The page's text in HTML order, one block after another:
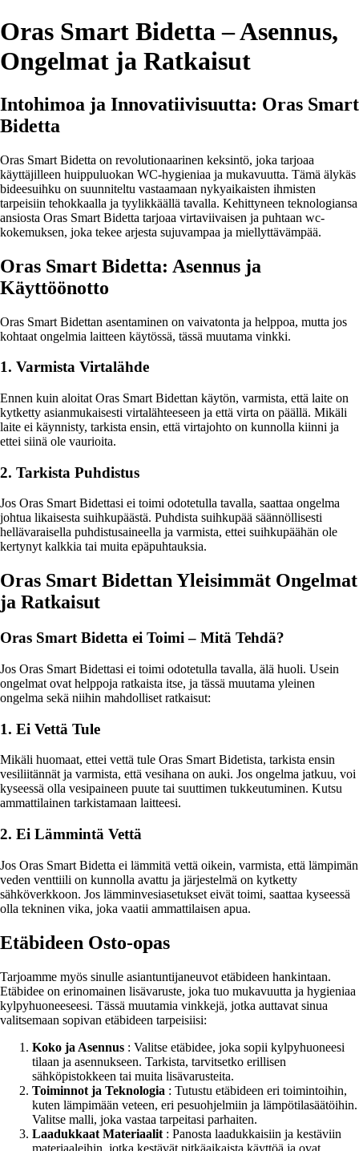
Oras Smart Bidetta – Asennus,
Ongelmat ja Ratkaisut
Intohimoa ja Innovatiivisuutta: Oras Smart
Bidetta
Oras Smart Bidetta on revolutionaarinen keksintö, joka tarjoaa
käyttäjilleen huippuluokan WC-hygieniaa ja mukavuutta. Tämä älykäs
bideesuihku on suunniteltu vastaamaan nykyaikaisten ihmisten
tarpeisiin tehokkaalla ja tyylikkäällä tavalla. Kehittyneen teknologiansa
ansiosta Oras Smart Bidetta tarjoaa virtaviivaisen ja puhtaan wc-
kokemuksen, joka tekee arjesta sujuvampaa ja miellyttävämpää.
Oras Smart Bidetta: Asennus ja
Käyttöönotto
Oras Smart Bidettan asentaminen on vaivatonta ja helppoa, mutta jos
kohtaat ongelmia laitteen käytössä, tässä muutama vinkki.
1. Varmista Virtalähde
Ennen kuin aloitat Oras Smart Bidettan käytön, varmista, että laite on
kytketty asianmukaisesti virtalähteeseen ja että virta on päällä. Mikäli
laite ei käynnisty, tarkista ensin, että virtajohto on kunnolla kiinni ja
ettei siinä ole vaurioita.
2. Tarkista Puhdistus
Jos Oras Smart Bidettasi ei toimi odotetulla tavalla, saattaa ongelma
johtua likaisesta suihkupäästä. Puhdista suihkupää säännöllisesti
hellävaraisella puhdistusaineella ja varmista, ettei suihkupäähän ole
kertynyt kalkkia tai muita epäpuhtauksia.
Oras Smart Bidettan Yleisimmät Ongelmat
ja Ratkaisut
Oras Smart Bidetta ei Toimi – Mitä Tehdä?
Jos Oras Smart Bidettasi ei toimi odotetulla tavalla, älä huoli. Usein
ongelmat ovat helppoja ratkaista itse, ja tässä muutama yleinen
ongelma sekä niihin mahdolliset ratkaisut:
1. Ei Vettä Tule
Mikäli huomaat, ettei vettä tule Oras Smart Bidetista, tarkista ensin
vesiliitännät ja varmista, että vesihana on auki. Jos ongelma jatkuu, voi
kyseessä olla vesipaineen puute tai suuttimen tukkeutuminen. Kutsu
ammattilainen tarkistamaan laitteesi.
2. Ei Lämmintä Vettä
Jos Oras Smart Bidetta ei lämmitä vettä oikein, varmista, että lämpimän
veden venttiili on kunnolla avattu ja järjestelmä on kytketty
sähköverkkoon. Jos lämminvesiasetukset eivät toimi, saattaa kyseessä
olla tekninen vika, joka vaatii ammattilaisen apua.
Etäbideen Osto-opas
Tarjoamme myös sinulle asiantuntijaneuvot etäbideen hankintaan.
Etäbidee on erinomainen lisävaruste, joka tuo mukavuutta ja hygieniaa
kylpyhuoneeseesi. Tässä muutamia vinkkejä, jotka auttavat sinua
valitsemaan sopivan etäbideen tarpeisiisi:
Koko ja Asennus : Valitse etäbidee, joka sopii kylpyhuoneesi
tilaan ja asennukseen. Tarkista, tarvitsetko erillisen
sähköpistokkeen tai muita lisävarusteita.
Toiminnot ja Teknologia : Tutustu etäbideen eri toimintoihin,
kuten lämpimään veteen, eri pesuohjelmiin ja lämpötilasäätöihin.
Valitse malli, joka vastaa tarpeitasi parhaiten.
Laadukkaat Materiaalit : Panosta laadukkaisiin ja kestäviin
materiaaleihin, jotka kestävät pitkäaikaista käyttöä ja ovat